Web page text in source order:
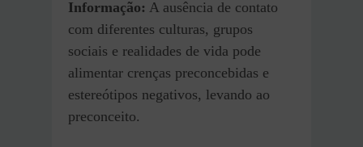
Informação: A ausência de contato
com diferentes culturas, grupos
sociais e realidades de vida pode
alimentar crenças preconcebidas e
estereótipos negativos, levando ao
preconceito.